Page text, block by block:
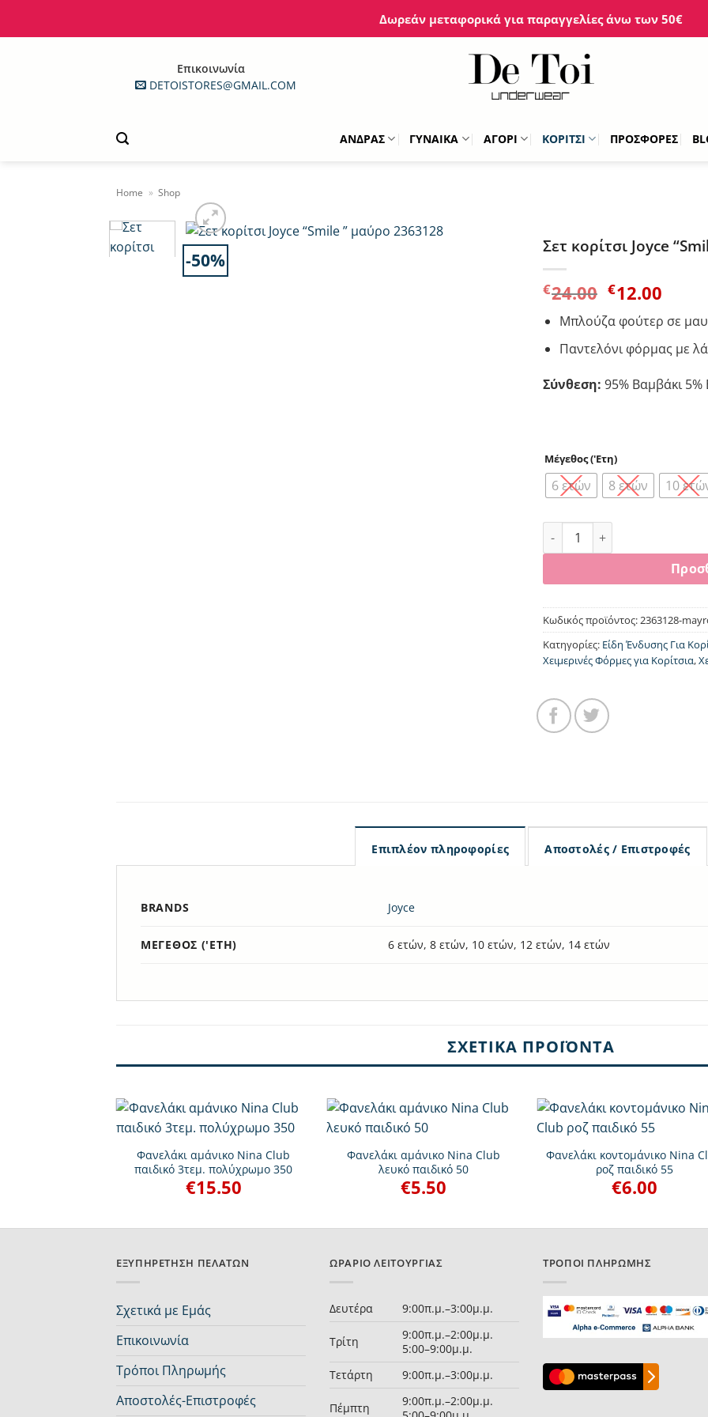
Δωρεάν μεταφορικά για παραγγελίες άνω των 50€
Επικοινωνία
DETOISTORES@GMAIL.COM
ΑΝΔΡΑΣ ΓΥΝΑΙΚΑ ΑΓΟΡΙ ΚΟΡΙΤΣΙ ΠΡΟΣΦΟΡΕΣ
Home » Shop
-50%
Σετ κορίτσι Joyce
€24.00 Original
price
was:
€24.00.
€12.00Η
τιμή
Μπλούζα φούτερ σε
Παντελόνι φόρμας με
Σύνθεση: 95% Βαμβάκι 5%
Μέγεθος ('Ετη)
6 ετών 8 ετών 10
Σετ κορίτσι Joyce “Smile ”
Κωδικός προϊόντος:2363128-
Κατηγορίες: Είδη Ένδυσης Για
Χειμερινές Φόρμες για Κορίτσια,
Επιπλέον πληροφορίες Αποστολές / Επιστροφές
BRANDS Joyce
ΜΈΓΕΘΟΣ ('ΕΤΗ) 6 ετών, 8 ετών, 10 ετών, 12 ετών, 14 ετών
ΣΧΕΤΙΚΆ ΠΡΟΪΌΝΤΑ
+
Φανελάκι αμάνικο Nina Club
παιδικό 3τεμ. πολύχρωμο 350
€15.50
Φανελάκι αμάνικο Nina Club
λευκό παιδικό 50
€5.50
+
Φανελάκι κοντομάνικο Nina
ροζ παιδικό 55
€6.00
ΕΞΥΠΗΡΈΤΗΣΗ ΠΕΛΑΤΏΝ
Σχετικά με Εμάς
Επικοινωνία
Τρόποι Πληρωμής
Αποστολές-Επιστροφές
ΩΡΆΡΙΟ ΛΕΙΤΟΥΡΓΊΑΣ
Δευτέρα 9:00π.μ.–3:00μ.μ.
Τρίτη
9:00π.μ.–2:00μ.μ.
5:00–9:00μ.μ.
Τετάρτη
9:00π.μ.–3:00μ.μ.
Πέμπτη
9:00π.μ.–2:00μ.μ.
ΤΡΌΠΟΙ ΠΛΗΡΩΜΉΣ